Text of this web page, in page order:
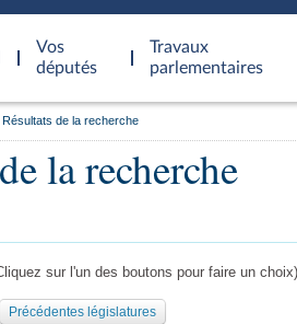
Vos
députés
Travaux
parlementaires
Résultats de la recherche
la recherche
sur l'un des boutons pour faire un choix)
Précédentes législatures